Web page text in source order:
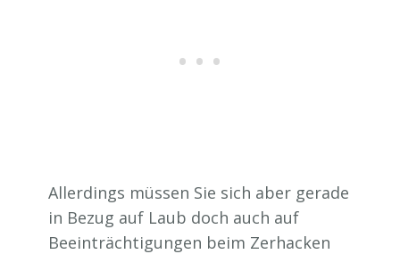
Allerdings müssen Sie sich aber gerade
in Bezug auf Laub doch auch auf
Beeinträchtigungen beim Zerhacken